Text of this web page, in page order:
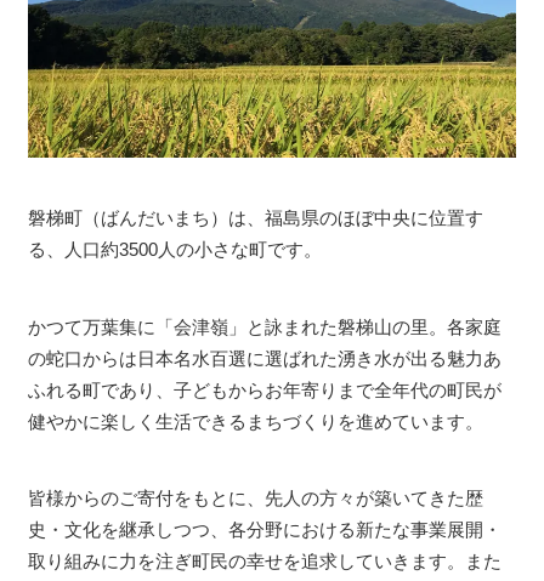
磐梯町（ばんだいまち）は、福島県のほぼ中央に位置す
る、人口約3500人の小さな町です。
かつて万葉集に「会津嶺」と詠まれた磐梯山の里。各家庭
の蛇口からは日本名水百選に選ばれた湧き水が出る魅力あ
ふれる町であり、子どもからお年寄りまで全年代の町民が
健やかに楽しく生活できるまちづくりを進めています。
皆様からのご寄付をもとに、先人の方々が築いてきた歴
史・文化を継承しつつ、各分野における新たな事業展開・
取り組みに力を注ぎ町民の幸せを追求していきます。また